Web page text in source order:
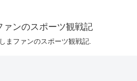
ァンのスポーツ観戦記
まファンのスポーツ観戦記.